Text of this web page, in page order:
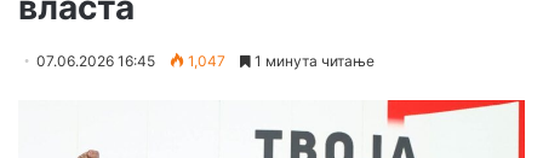
07.06.2026 16:45 1,047 1 минута читање